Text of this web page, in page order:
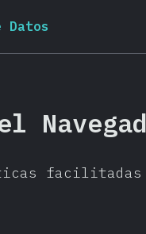
Datos
facilitadas